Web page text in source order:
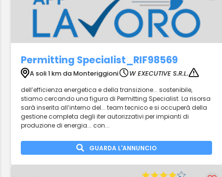
Permitting Specialist_RIF98569
A soli 1 km da Monteriggioni
W EXECUTIVE S.R.L.
dell’efficienza energetica e della transizione... sostenibile,
stiamo cercando una figura di Permitting Specialist. La risorsa
sarà inserita all’interno del... team tecnico e si occuperà della
gestione completa degli iter autorizzativi per impianti di
produzione di energia... con...
GUARDA L'ANNUNCIO